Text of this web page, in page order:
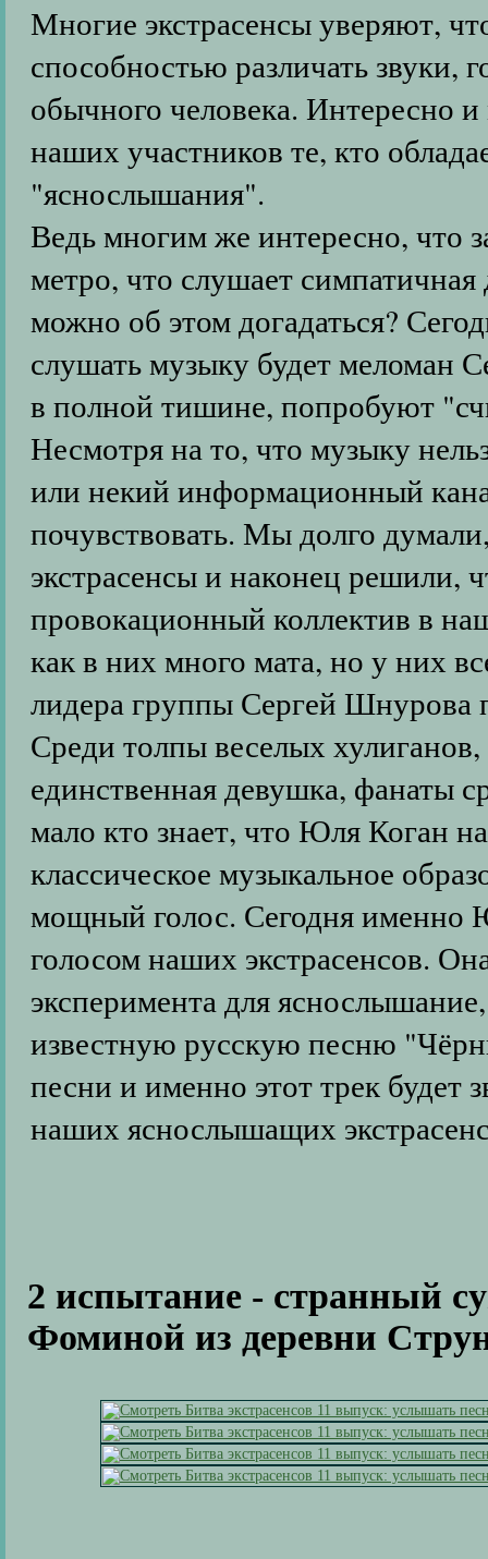
Многие экстрасенсы уверяют,
способностью различать
обычного человека. Интересно
наших участников те, кто
"яснослышания".
Ведь многим же интересно, что
метро, что слушает
можно об этом догадаться?
слушать музыку будет меломан
в полной тишине, попробуют
Несмотря на то, что музыку
или некий информационный
почувствовать. Мы долго
экстрасенсы и наконец решили,
провокационный коллектив в
как в них много мата, но у них
лидера группы Сергей Шнурова
Среди толпы веселых
единственная девушка, фанаты
мало кто знает, что Юля Коган
классическое музыкальное
мощный голос. Сегодня именно
голосом наших экстрасенсов.
эксперимента для
известную русскую песню
песни и именно этот трек будет
наших яснослышащих
2 испытание - странный
Фоминой из деревни